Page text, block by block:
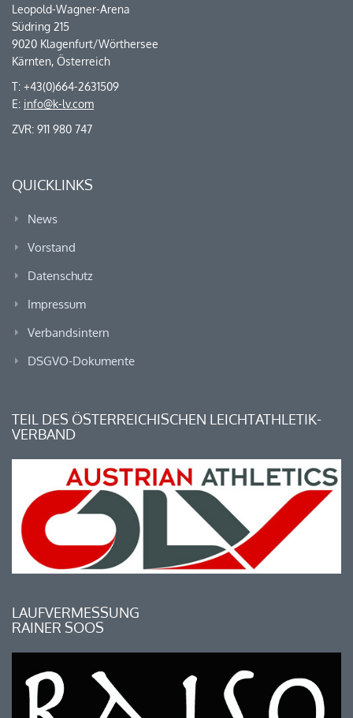
Leopold-Wagner-Arena
Südring 215
9020 Klagenfurt/Wörthersee
Kärnten, Österreich
T: +43(0)664-2631509
E: info@k-lv.com
ZVR: 911 980 747
QUICKLINKS
News
Vorstand
Datenschutz
Impressum
Verbandsintern
DSGVO-Dokumente
TEIL DES ÖSTERREICHISCHEN LEICHTATHLETIK-
VERBAND
LAUFVERMESSUNG
RAINER SOOS